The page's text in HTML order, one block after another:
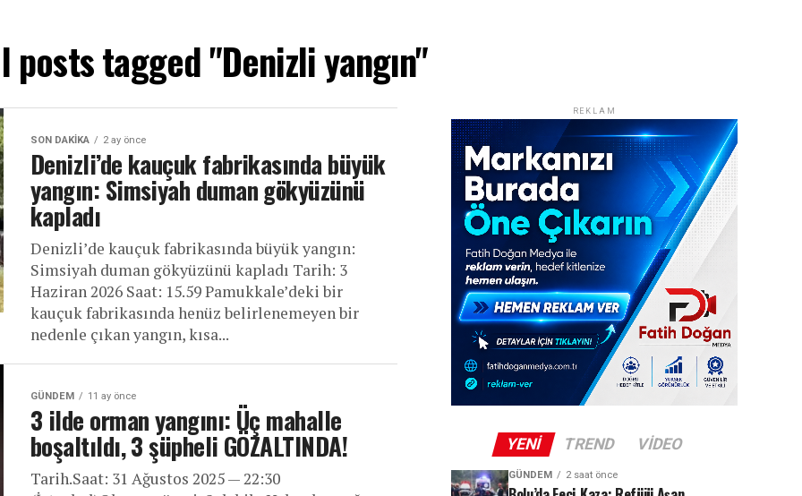
posts tagged "Denizli yangın"
SON DAKIKA 2 ay önce
Denizli’de kauçuk fabrikasında büyük
yangın: Simsiyah duman gökyüzünü
kapladı
Denizli’de kauçuk fabrikasında büyük yangın:
Simsiyah duman gökyüzünü kapladı Tarih: 3
Haziran 2026 Saat: 15.59 Pamukkale’deki bir
kauçuk fabrikasında henüz belirlenemeyen bir
nedenle çıkan yangın, kısa...
GÜNDEM 11 ay önce
3 ilde orman yangını: Üç mahalle
boşaltıldı, 3 şüpheli GÖZALTINDA!
Tarih.Saat: 31 Ağustos 2025 — 22:30
REKLAM
YENI TREND VIDEO
GÜNDEM 2 saat önce